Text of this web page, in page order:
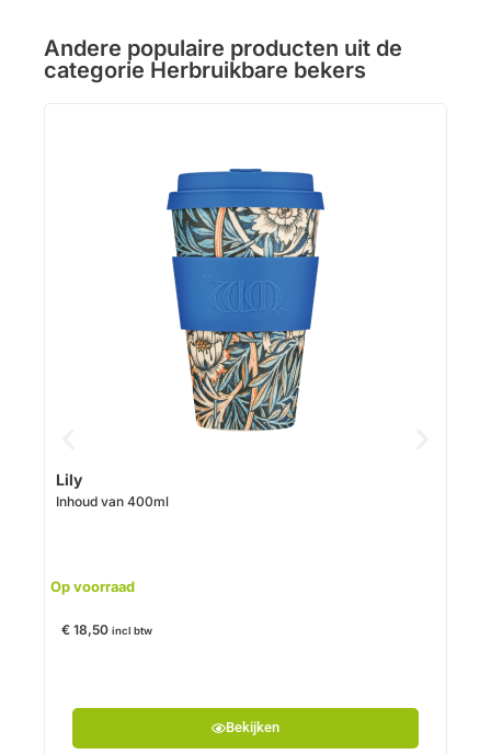
Andere populaire producten uit de
categorie Herbruikbare bekers
Lily
Inhoud van 400ml
Op voorraad
€ 18,50 incl btw
Bekijken